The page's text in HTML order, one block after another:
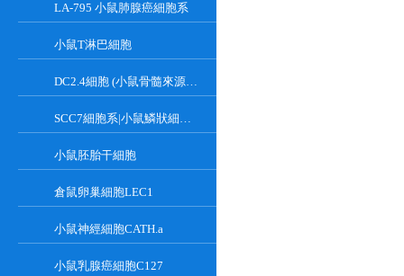
LA-795 小鼠肺腺癌細胞系
小鼠T淋巴細胞
DC2.4細胞 (小鼠骨髓來源樹突狀細胞)
SCC7細胞系|小鼠鱗狀細胞癌細胞
小鼠胚胎干細胞
倉鼠卵巢細胞LEC1
小鼠神經細胞CATH.a
小鼠乳腺癌細胞C127